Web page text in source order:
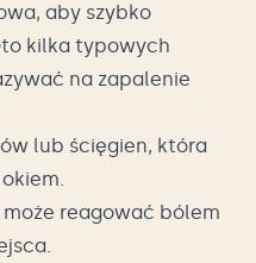
aby szybko
kilka typowych
na zapalenie
lub ścięgien, która
może reagować bólem